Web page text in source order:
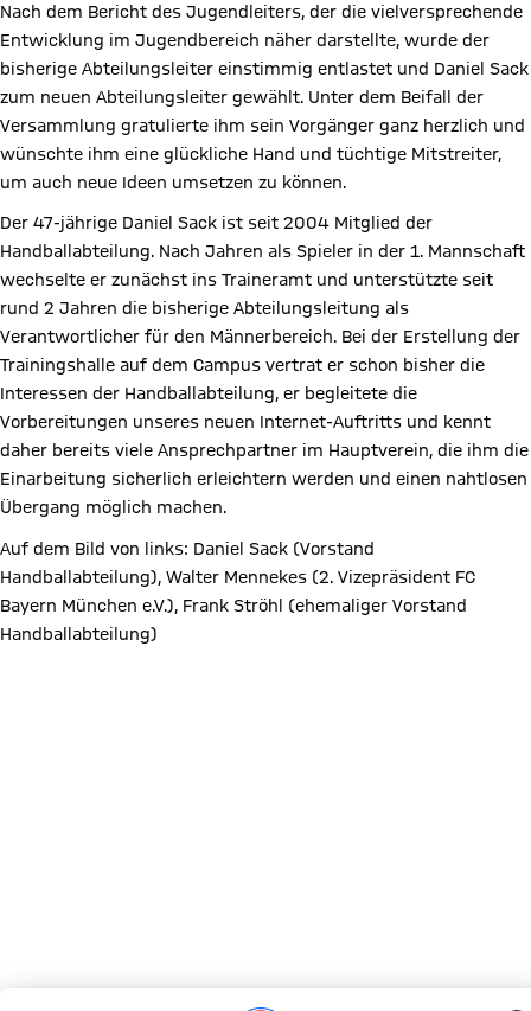
Nach dem Bericht des Jugendleiters, der die vielversprechende
Entwicklung im Jugendbereich näher darstellte, wurde der
bisherige Abteilungsleiter einstimmig entlastet und Daniel Sack
zum neuen Abteilungsleiter gewählt. Unter dem Beifall der
Versammlung gratulierte ihm sein Vorgänger ganz herzlich und
wünschte ihm eine glückliche Hand und tüchtige Mitstreiter,
um auch neue Ideen umsetzen zu können.
Der 47-jährige Daniel Sack ist seit 2004 Mitglied der
Handballabteilung. Nach Jahren als Spieler in der 1. Mannschaft
wechselte er zunächst ins Traineramt und unterstützte seit
rund 2 Jahren die bisherige Abteilungsleitung als
Verantwortlicher für den Männerbereich. Bei der Erstellung der
Trainingshalle auf dem Campus vertrat er schon bisher die
Interessen der Handballabteilung, er begleitete die
Vorbereitungen unseres neuen Internet-Auftritts und kennt
daher bereits viele Ansprechpartner im Hauptverein, die ihm die
Einarbeitung sicherlich erleichtern werden und einen nahtlosen
Übergang möglich machen.
Auf dem Bild von links: Daniel Sack (Vorstand
Handballabteilung), Walter Mennekes (2. Vizepräsident FC
Bayern München e.V.), Frank Ströhl (ehemaliger Vorstand
Handballabteilung)